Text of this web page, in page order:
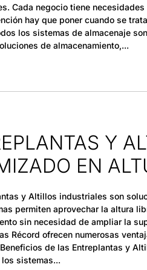
Cada negocio tiene
hay que poner cuando se
los sistemas de almacenaje
de almacenamiento,
Y
EN
y Altillos industriales son
permiten aprovechar la altura
sin necesidad de ampliar la
Récord ofrecen numerosas
de las Entreplantas y
sistemas